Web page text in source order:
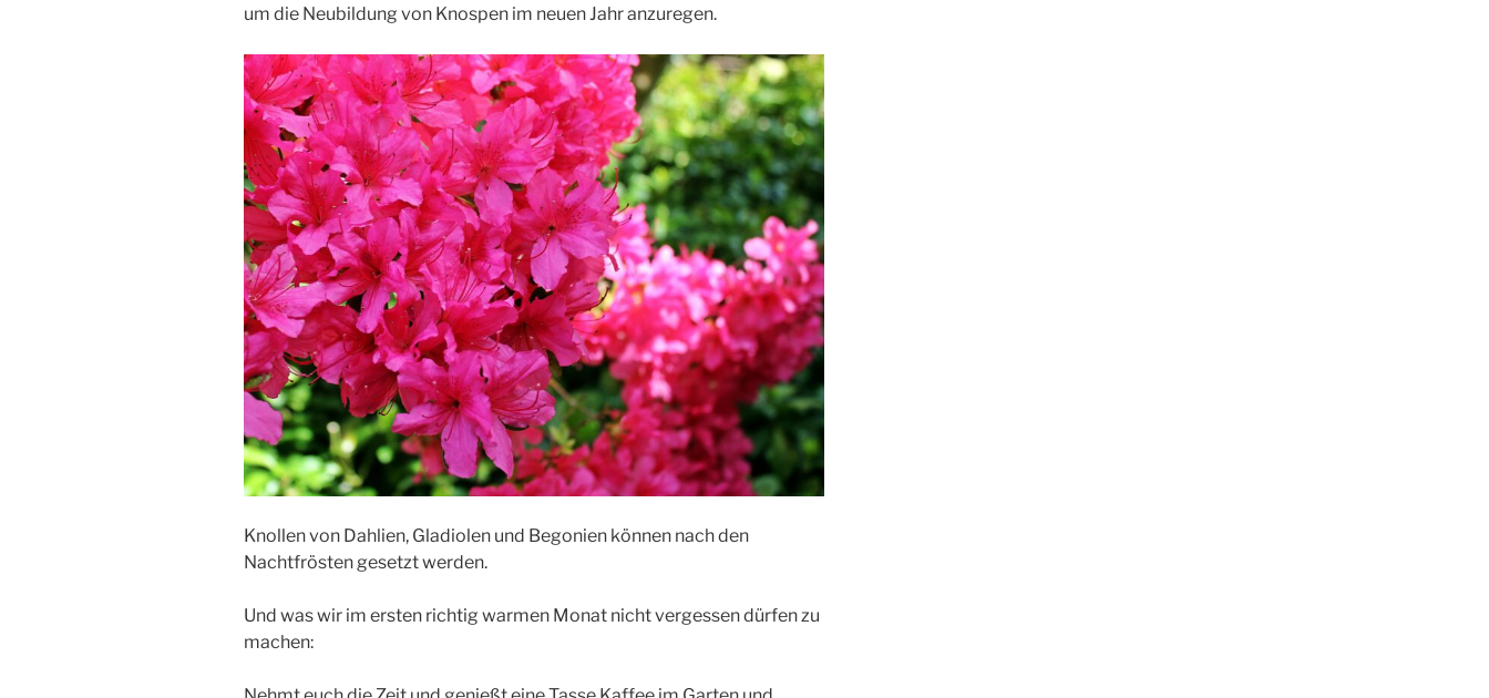
um die Neubildung von Knospen im neuen Jahr anzuregen.
Knollen von Dahlien, Gladiolen und Begonien können nach den
Nachtfrösten gesetzt werden.
Und was wir im ersten richtig warmen Monat nicht vergessen dürfen zu
machen: